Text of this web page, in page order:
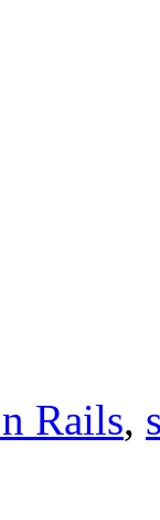
Rails,